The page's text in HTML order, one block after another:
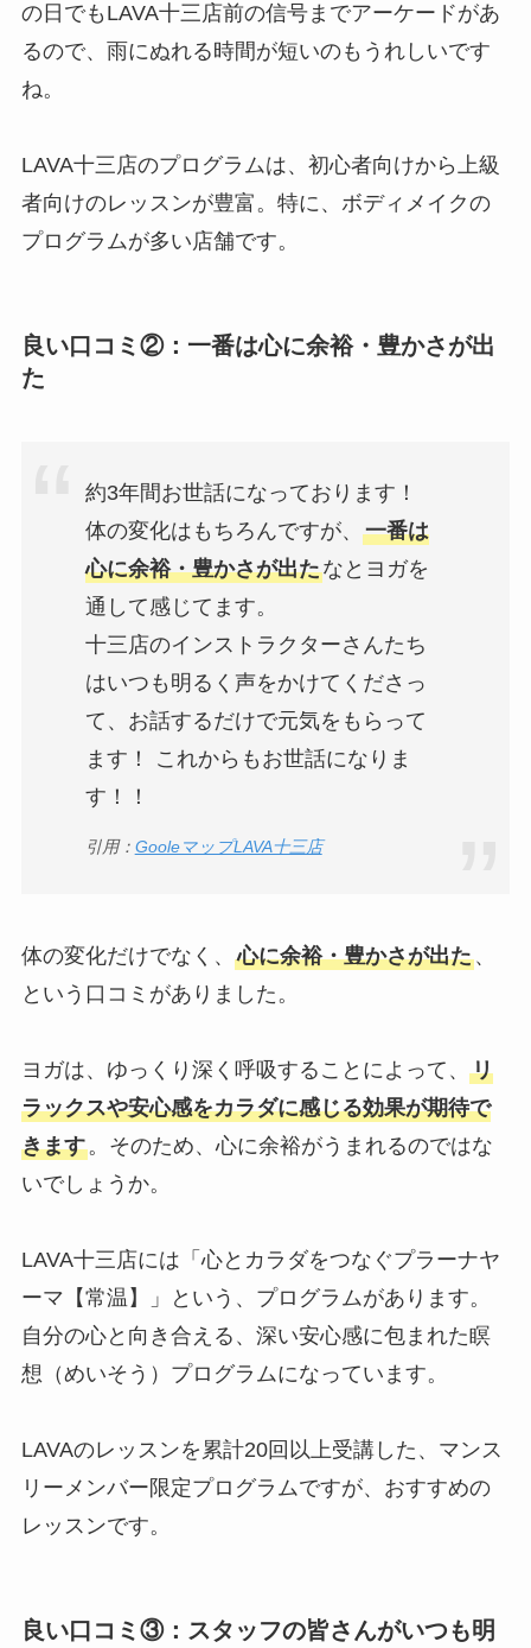
の日でもLAVA十三店前の信号までアーケードがあ
るので、雨にぬれる時間が短いのもうれしいです
ね。
LAVA十三店のプログラムは、初心者向けから上級
者向けのレッスンが豊富。特に、ボディメイクの
プログラムが多い店舗です。
良い口コミ②：一番は心に余裕・豊かさが出
た
約3年間お世話になっております！
体の変化はもちろんですが、 一番は
心に余裕・豊かさが出たなとヨガを
通して感じてます。
十三店のインストラクターさんたち
はいつも明るく声をかけてくださっ
て、お話するだけで元気をもらって
ます！ これからもお世話になりま
す！！
引用： GooleマップLAVA十三店
体の変化だけでなく、 心に余裕・豊かさが出た、
という口コミがありました。
ヨガは、ゆっくり深く呼吸することによって、 リ
ラックスや安心感をカラダに感じる効果が期待で
きます。そのため、心に余裕がうまれるのではな
いでしょうか。
LAVA十三店には「心とカラダをつなぐプラーナヤ
ーマ【常温】」という、プログラムがあります。
自分の心と向き合える、深い安心感に包まれた瞑
想（めいそう）プログラムになっています。
LAVAのレッスンを累計20回以上受講した、マンス
リーメンバー限定プログラムですが、おすすめの
レッスンです。
良い口コミ③：スタッフの皆さんがいつも明